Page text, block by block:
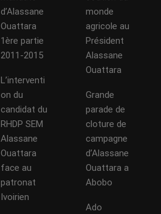
d’Alassane
Ouattara
1ère partie
2011-2015
L’interventi
on du
candidat du
RHDP SEM
Alassane
Ouattara
face au
patronat
Ivoirien
monde
agricole au
Président
Alassane
Ouattara
Grande
parade de
cloture de
campagne
d’Alassane
Ouattara a
Abobo
Ado